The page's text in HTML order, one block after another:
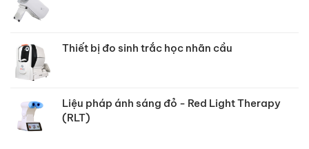
Thiết bị đo sinh trắc học nhãn cầu
Liệu pháp ánh sáng đỏ - Red Light Therapy
(RLT)